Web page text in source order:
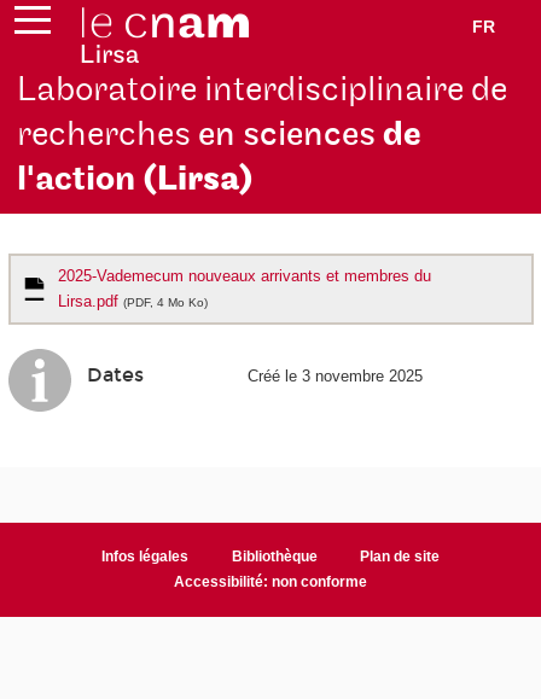
FR
Laboratoire interdisciplinaire de
recherches en sciencesde
l'action (Lirsa)
2025-Vademecum nouveaux arrivants et membres du
Lirsa.pdf (PDF, 4 Mo Ko)
Dates Créé le 3 novembre 2025
Infos légales Bibliothèque
Plan de site
Accessibilité: non conforme